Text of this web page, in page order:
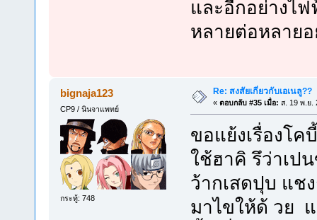
และอีกอย่างไ
หลายต่อหลาย
bignaja123
CP9 / นินจาแพทย์
กระทู้: 748
Re: สงสัยเกี่ยวกับเอเนลู??
« ตอบกลับ #35 เมื่อ: ส. 19 พ.ย.
ขอแย้งเรื่องโ
ใช้ฮาคิ รึว่าเป
ว้ากเสดปุบ แช
มาไขให้ด้ วย